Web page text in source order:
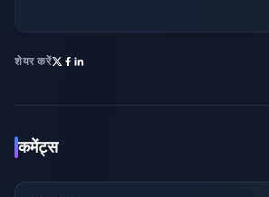
शेयर करें
कमेंट्स